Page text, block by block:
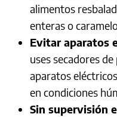
alimentos
enteras o
Evitar aparatos
uses secadores
aparatos
en condiciones
Sin supervisión